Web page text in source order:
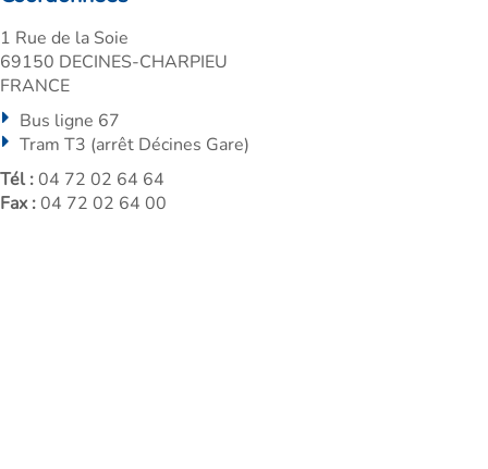
1 Rue de la Soie
69150 DECINES-CHARPIEU
FRANCE
Bus ligne 67
Tram T3 (arrêt Décines Gare)
Tél : 04 72 02 64 64
Fax : 04 72 02 64 00